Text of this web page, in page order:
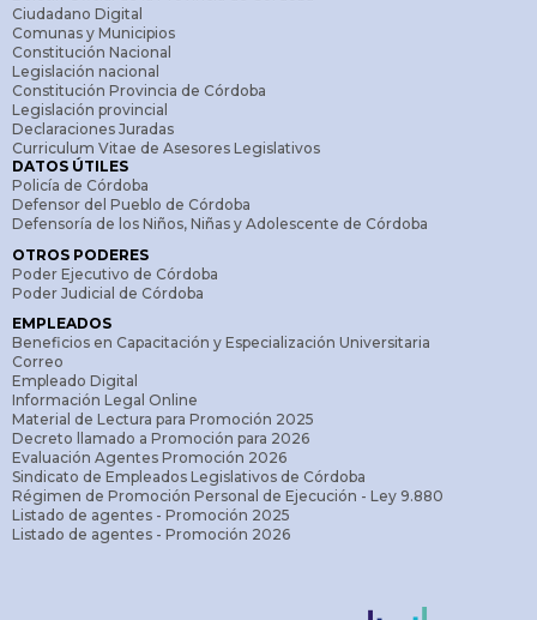
Ciudadano Digital
Comunas y Municipios
Constitución Nacional
Legislación nacional
Constitución Provincia de Córdoba
Legislación provincial
Declaraciones Juradas
Curriculum Vitae de Asesores Legislativos
DATOS ÚTILES
Policía de Córdoba
Defensor del Pueblo de Córdoba
Defensoría de los Niños, Niñas y Adolescente de Córdoba
OTROS PODERES
Poder Ejecutivo de Córdoba
Poder Judicial de Córdoba
EMPLEADOS
Beneficios en Capacitación y Especialización Universitaria
Correo
Empleado Digital
Información Legal Online
Material de Lectura para Promoción 2025
Decreto llamado a Promoción para 2026
Evaluación Agentes Promoción 2026
Sindicato de Empleados Legislativos de Córdoba
Régimen de Promoción Personal de Ejecución - Ley 9.880
Listado de agentes - Promoción 2025
Listado de agentes - Promoción 2026